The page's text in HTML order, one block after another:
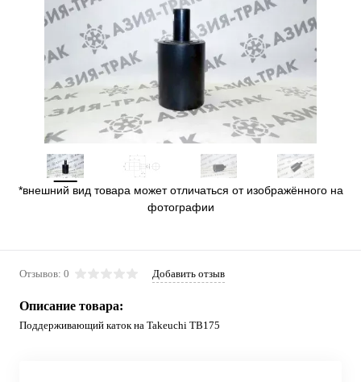
*внешний вид товара может отличаться от изображённого на
фотографии
Отзывов: 0 Добавить отзыв
Описание товара:
Поддерживающий каток на Takeuchi TB175